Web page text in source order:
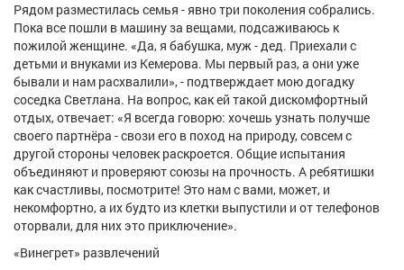
ТВ программа Я - пенсионер
Рядом разместилась семья - явно три поколения собрались.
Пока все пошли в машину за вещами, подсаживаюсь к
пожилой женщине. «Да, я бабушка, муж - дед. Приехали с
детьми и внуками из Кемерова. Мы первый раз, а они уже
бывали и нам расхвалили», - подтверждает мою догадку
соседка Светлана. На вопрос, как ей такой дискомфортный
отдых, отвечает: «Я всегда говорю: хочешь узнать получше
своего партнёра - свози его в поход на природу, совсем с
другой стороны человек раскроется. Общие испытания
объединяют и проверяют союзы на прочность. А ребятишки
как счастливы, посмотрите! Это нам с вами, может, и
некомфортно, а их будто из клетки выпустили и от телефонов
оторвали, для них это приключение».
«Винегрет» развлечений